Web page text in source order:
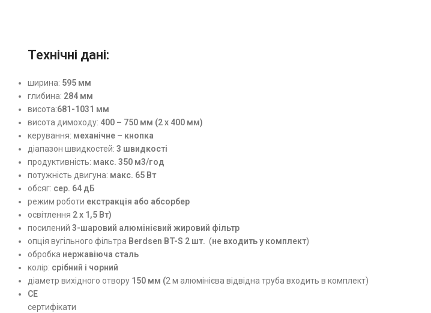
Технічні дані:
ширина: 595 мм
глибина: 284 мм
висота:681-1031 мм
висота димоходу: 400 – 750 мм (2 x 400 мм)
керування: механічне – кнопка
діапазон швидкостей: 3 швидкості
продуктивність: макс. 350 м3/год
потужність двигуна: макс. 65 Вт
обсяг: сер. 64 дБ
режим роботи екстракція або абсорбер
освітлення 2 х 1,5 Вт)
посилений 3-шаровий алюмінієвий жировий фільтр
опція вугільного фільтра Berdsen BT-S 2 шт. (не входить у комплект)
обробка нержавіюча сталь
колір: срібний і чорний
діаметр вихідного отвору 150 мм (2 м алюмінієва відвідна труба входить в комплект)
CE
сертифікати